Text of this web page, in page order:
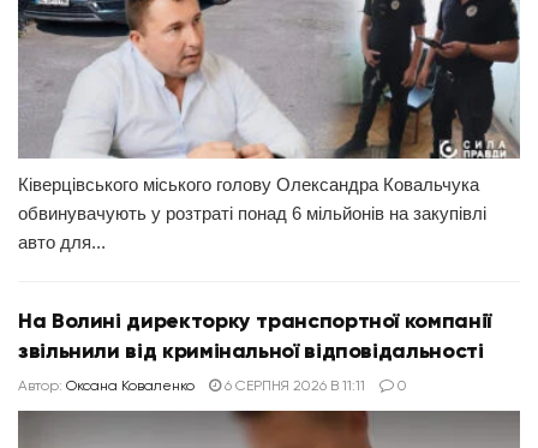
Ківерцівського міського голову Олександра Ковальчука
обвинувачують у розтраті понад 6 мільйонів на закупівлі
авто для...
На Волині директорку транспортної компанії
звільнили від кримінальної відповідальності
Автор: Оксана Коваленко 6 СЕРПНЯ 2026 В 11:11 0